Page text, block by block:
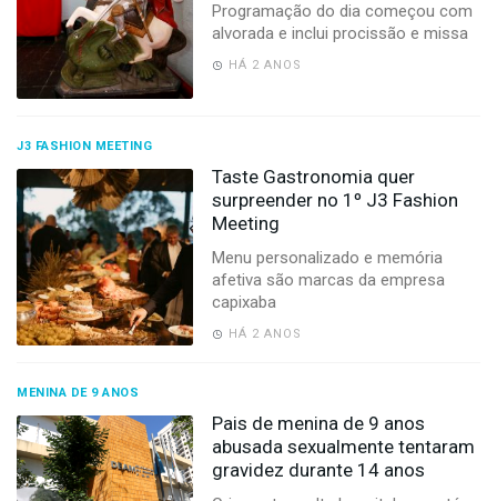
Programação do dia começou com
alvorada e inclui procissão e missa
HÁ 2 ANOS
J3 FASHION MEETING
Taste Gastronomia quer
surpreender no 1º J3 Fashion
Meeting
Menu personalizado e memória
afetiva são marcas da empresa
capixaba
HÁ 2 ANOS
MENINA DE 9 ANOS
Pais de menina de 9 anos
abusada sexualmente tentaram
gravidez durante 14 anos